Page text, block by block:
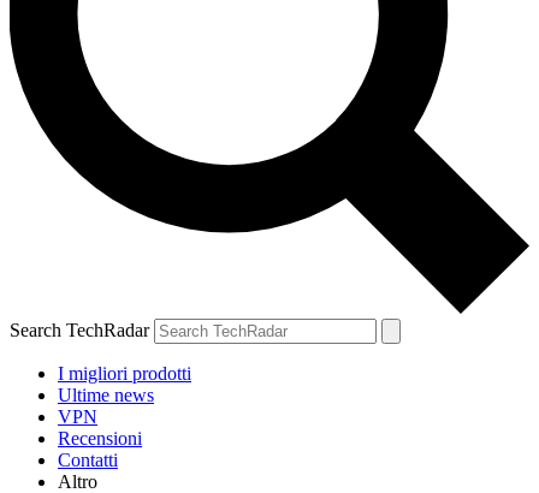
Search TechRadar
I migliori prodotti
Ultime news
VPN
Recensioni
Contatti
Altro